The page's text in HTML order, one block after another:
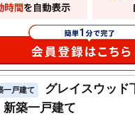
一戸建て
グレイスウッド
築一戸建て